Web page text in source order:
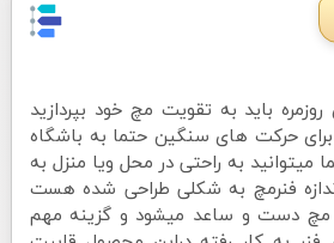
باید به تقویت مچ خود بپردازید
حرکت های سنگین حتما به باشگاه
میتوانید به راحتی در محل ویا منزل به
فنرمچ به شکلی طراحی شده هست
دست و ساعد میشود و گزینه مهم